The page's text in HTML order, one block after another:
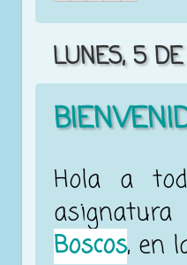
LUNES, 5
Hola a
Boscos, en